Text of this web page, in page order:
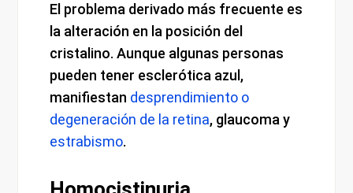
El problema derivado más frecuente es
la alteración en la posición del
cristalino. Aunque algunas personas
pueden tener esclerótica azul,
manifiestan desprendimiento o
degeneración de la retina, glaucoma y
estrabismo.